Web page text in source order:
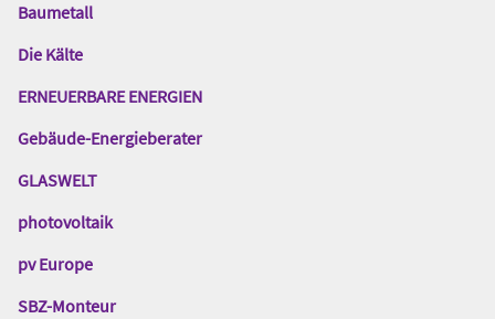
Das
Gentner
Baumetall
Die Kälte
ERNEUERBARE ENERGIEN
Gebäude-Energieberater
GLASWELT
photovoltaik
pv Europe
SBZ-Monteur